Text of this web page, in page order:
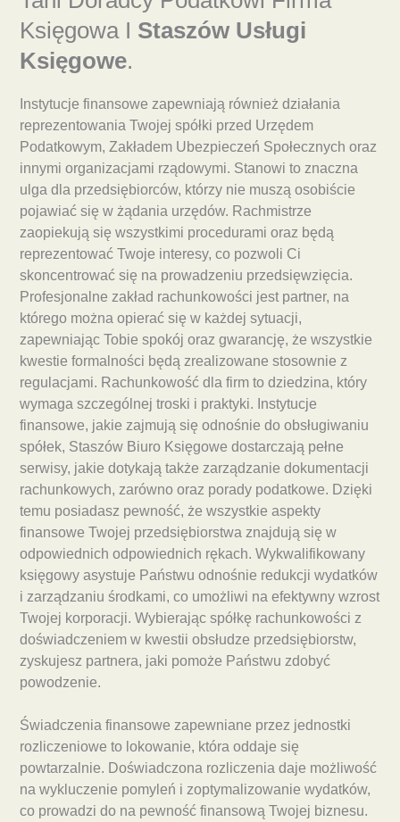
Księgowa I Staszów Usługi
Księgowe.
Instytucje finansowe zapewniają również działania
reprezentowania Twojej spółki przed Urzędem
Podatkowym, Zakładem Ubezpieczeń Społecznych oraz
innymi organizacjami rządowymi. Stanowi to znaczna
ulga dla przedsiębiorców, którzy nie muszą osobiście
pojawiać się w żądania urzędów. Rachmistrze
zaopiekują się wszystkimi procedurami oraz będą
reprezentować Twoje interesy, co pozwoli Ci
skoncentrować się na prowadzeniu przedsięwzięcia.
Profesjonalne zakład rachunkowości jest partner, na
którego można opierać się w każdej sytuacji,
zapewniając Tobie spokój oraz gwarancję, że wszystkie
kwestie formalności będą zrealizowane stosownie z
regulacjami. Rachunkowość dla firm to dziedzina, który
wymaga szczególnej troski i praktyki. Instytucje
finansowe, jakie zajmują się odnośnie do obsługiwaniu
spółek, Staszów Biuro Księgowe dostarczają pełne
serwisy, jakie dotykają także zarządzanie dokumentacji
rachunkowych, zarówno oraz porady podatkowe. Dzięki
temu posiadasz pewność, że wszystkie aspekty
finansowe Twojej przedsiębiorstwa znajdują się w
odpowiednich odpowiednich rękach. Wykwalifikowany
księgowy asystuje Państwu odnośnie redukcji wydatków
i zarządzaniu środkami, co umożliwi na efektywny wzrost
Twojej korporacji. Wybierając spółkę rachunkowości z
doświadczeniem w kwestii obsłudze przedsiębiorstw,
zyskujesz partnera, jaki pomoże Państwu zdobyć
powodzenie.
Świadczenia finansowe zapewniane przez jednostki
rozliczeniowe to lokowanie, która oddaje się
powtarzalnie. Doświadczona rozliczenia daje możliwość
na wykluczenie pomyleń i zoptymalizowanie wydatków,
co prowadzi do na pewność finansową Twojej biznesu.